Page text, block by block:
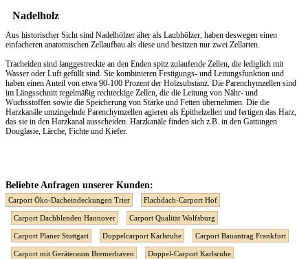
Nadelholz
Aus historischer Sicht sind Nadelhölzer älter als Laubhölzer, haben deswegen einen
einfacheren anatomischen Zellaufbau als diese und besitzen nur zwei Zellarten.
Tracheiden sind langgestreckte an den Enden spitz zulaufende Zellen, die lediglich mit
Wasser oder Luft gefüllt sind. Sie kombinieren Festigungs- und Leitungsfunktion und
haben einen Anteil von etwa 90-100 Prozent der Holzsubstanz. Die Parenchymzellen sind
im Längsschnitt regelmäßig rechteckige Zellen, die die Leitung von Nähr- und
Wuchsstoffen sowie die Speicherung von Stärke und Fetten übernehmen. Die die
Harzkanäle umzingelnde Parenchymzellen agieren als Epithelzellen und fertigen das Harz,
das sie in den Harzkanal ausscheiden. Harzkanäle finden sich z.B. in den Gattungen
Douglasie, Lärche, Fichte und Kiefer.
Beliebte Anfragen unserer Kunden:
Carport Öko-Dacheindeckungen Trier Flachdach-Carport Hof
Carport Dachblenden Hannover Carport Qualität Wolfsburg
Carport Planer Stuttgart Doppelcarport Karlsruhe Carport Bauantrag Frankfurt
Carport mit Geräteraum Bremerhaven Doppel-Carport Karlsruhe